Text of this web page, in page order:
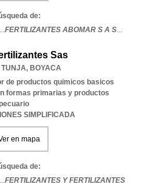
de:
FERTILIZANTES ABOMAR S A S...
Sas
TUNJA, BOYACA
de productos quimicos basicos
formas primarias y productos
SIMPLIFICADA
en mapa
de:
FERTILIZANTES Y FERTILIZANTES